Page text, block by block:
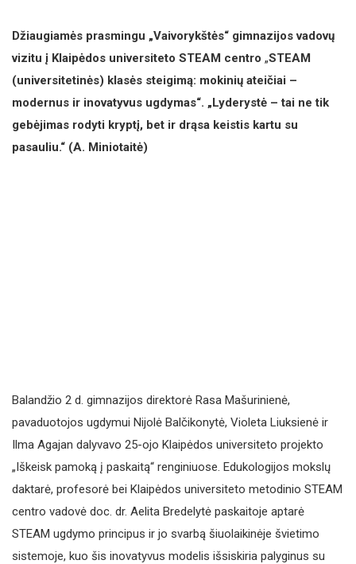
Džiaugiamės prasmingu „Vaivorykštės“ gimnazijos vadovų
vizitu į Klaipėdos universiteto STEAM centro „STEAM
(universitetinės) klasės steigimą: mokinių ateičiai –
modernus ir inovatyvus ugdymas“. „Lyderystė – tai ne tik
gebėjimas rodyti kryptį, bet ir drąsa keistis kartu su
pasauliu.“ (A. Miniotaitė)
Balandžio 2 d. gimnazijos direktorė Rasa Mašurinienė,
pavaduotojos ugdymui Nijolė Balčikonytė, Violeta Liuksienė ir
Ilma Agajan dalyvavo 25-ojo Klaipėdos universiteto projekto
„Iškeisk pamoką į paskaitą“ renginiuose. Edukologijos mokslų
daktarė, profesorė bei Klaipėdos universiteto metodinio STEAM
centro vadovė doc. dr. Aelita Bredelytė paskaitoje aptarė
STEAM ugdymo principus ir jo svarbą šiuolaikinėje švietimo
sistemoje, kuo šis inovatyvus modelis išsiskiria palyginus su